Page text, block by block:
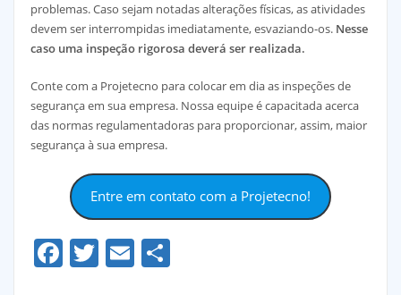
problemas. Caso sejam notadas alterações físicas, as atividades
devem ser interrompidas imediatamente, esvaziando-os. Nesse
caso uma inspeção rigorosa deverá ser realizada.
Conte com a Projetecno para colocar em dia as inspeções de
segurança em sua empresa. Nossa equipe é capacitada acerca
das normas regulamentadoras para proporcionar, assim, maior
segurança à sua empresa.
Entre em contato com a Projetecno!
Facebook
Twitter
EmailShare